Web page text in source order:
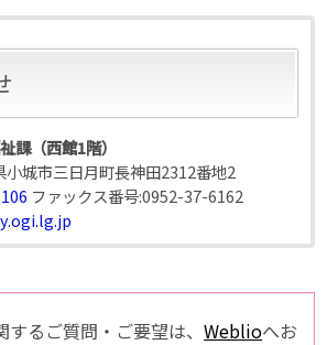
（西館1階）
城市三日月町長神田2312番地2
ファックス番号:0952-37-6162
るご質問・ご要望は、Weblioへお